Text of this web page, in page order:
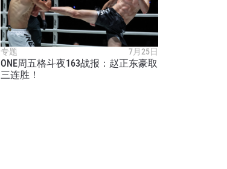
专题 7月25日
ONE周五格斗夜163战报：赵正东豪取
三连胜！